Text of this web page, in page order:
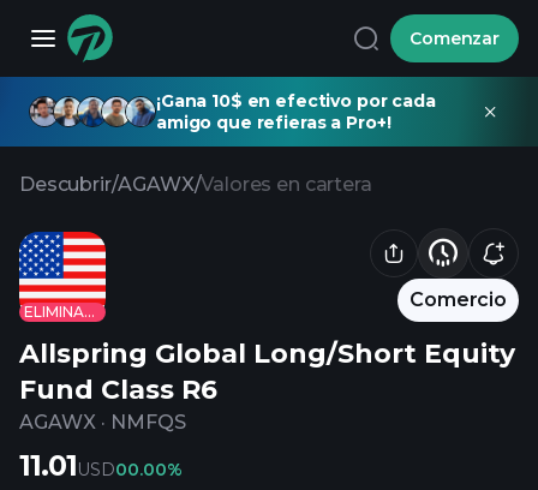
Comenzar
¡Gana 10$ en efectivo por cada
amigo que refieras a Pro+!
Descubrir/AGAWX/Valores en cartera
ELIMINADO
Comercio
Allspring Global Long/Short Equity
Fund Class R6
AGAWX · NMFQS
11.01USD00.00%